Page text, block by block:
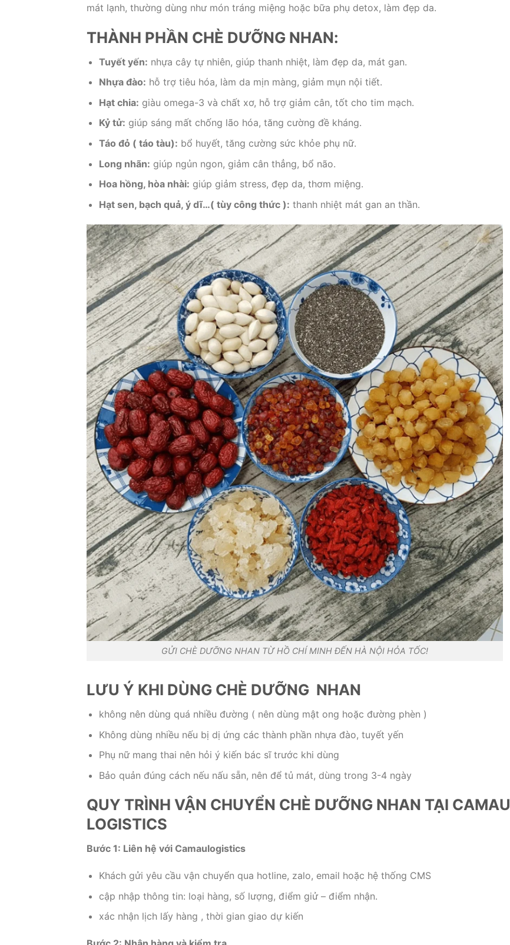
mát lạnh, thường dùng như món tráng miệng hoặc bữa phụ detox, làm đẹp da.
THÀNH PHẦN CHÈ DƯỠNG NHAN:
Tuyết yến: nhựa cây tự nhiên, giúp thanh nhiệt, làm đẹp da, mát gan.
Nhựa đào: hỗ trợ tiêu hóa, làm da mịn màng, giảm mụn nội tiết.
Hạt chia: giàu omega-3 và chất xơ, hỗ trợ giảm cân, tốt cho tim mạch.
Kỷ tử: giúp sáng mất chống lão hóa, tăng cường đề kháng.
Táo đỏ ( táo tàu): bổ huyết, tăng cường sức khỏe phụ nữ.
Long nhãn: giúp ngủn ngon, giảm cân thẳng, bổ não.
Hoa hồng, hòa nhài: giúp giảm stress, đẹp da, thơm miệng.
Hạt sen, bạch quả, ý dĩ…( tùy công thức ): thanh nhiệt mát gan an thần.
GỬI CHÈ DƯỠNG NHAN TỪ HỒ CHÍ MINH ĐẾN HÀ NỘI HỎA TỐC!
LƯU Ý KHI DÙNG CHÈ DƯỠNG NHAN
không nên dùng quá nhiều đường ( nên dùng mật ong hoặc đường phèn )
Không dùng nhiều nếu bị dị ứng các thành phần nhựa đào, tuyết yến
Phụ nữ mang thai nên hỏi ý kiến bác sĩ trước khi dùng
Bảo quản đúng cách nếu nấu sẵn, nên để tủ mát, dùng trong 3-4 ngày
QUY TRÌNH VẬN CHUYỂN CHÈ DƯỠNG NHAN TẠI CAMAU
LOGISTICS
Bước 1: Liên hệ với Camaulogistics
Khách gửi yêu cầu vận chuyển qua hotline, zalo, email hoặc hệ thống CMS
cập nhập thông tin: loại hàng, số lượng, điểm giử – điểm nhận.
xác nhận lịch lấy hàng , thời gian giao dự kiến